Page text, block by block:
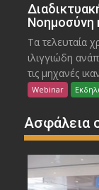
Νοημοσύνη
Τα τελευταία
ιλιγγιώδη
τις μηχανές
Webinar
Ασφάλεια